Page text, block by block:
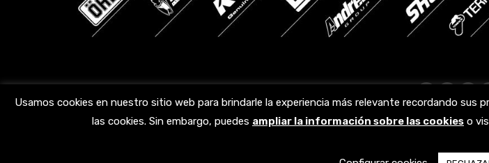
Facebook
page
X
page
in
in
Usamos cookies en nuestro sitio web para brindarle la experiencia más relevante recordando sus
las cookies. Sin embargo, puedes ampliar la información sobre las cookies o